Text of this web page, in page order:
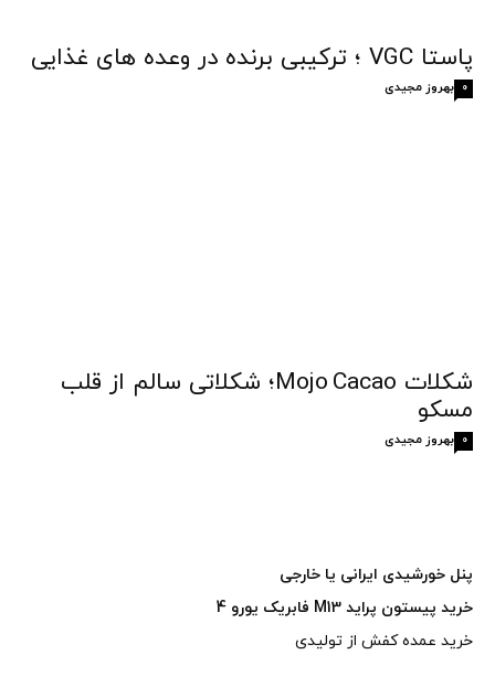
پاستا VGC ؛ ترکیبی برنده در وعده های غذایی
بهروز مجیدی 0
شکلات Mojo Cacao؛ شکلاتی سالم از قلب
مسکو
بهروز مجیدی 0
پنل خورشیدی ایرانی یا خارجی
خرید پیستون پراید M13 فابریک یورو 4
خرید عمده کفش از تولیدی